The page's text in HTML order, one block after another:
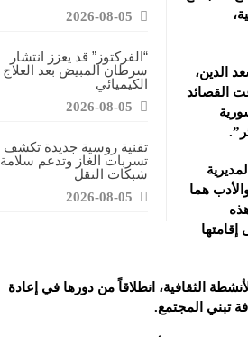
2026-08-05
“الفركتوز” قد يعزز انتشار
سرطان المبيض بعد العلاج
الكيميائي
2026-08-05
تقنية روسية جديدة تكشف
تسربات الغاز وتدعم سلامة
شبكات النقل
2026-08-05
الدين،
القصائد
هما
الثقافية، انطلاقاً من دورها في إعادة